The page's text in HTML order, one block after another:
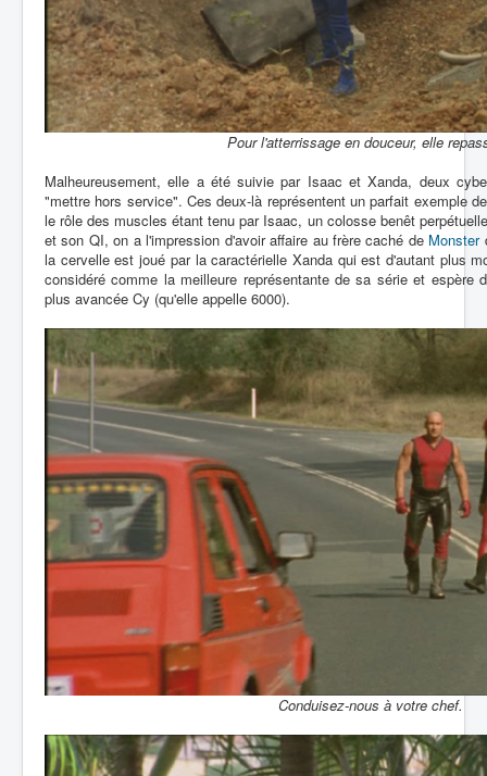
Pour l'atterrissage en douceur, elle
Malheureusement, elle a été suivie par Isaac et Xanda, deux
"mettre hors service". Ces deux-là représentent un parfait exemple
le rôle des muscles étant tenu par Isaac, un colosse benêt
et son QI, on a l'impression d'avoir affaire au frère caché de Monster
la cervelle est joué par la caractérielle Xanda qui est d'autant plus
considéré comme la meilleure représentante de sa série et espère
plus avancée Cy (qu'elle appelle 6000).
Conduisez-nous à votre chef.